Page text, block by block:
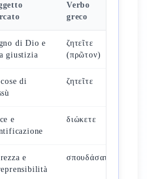
Verbo
greco
di Dio e
giustizia
ζητεῖτε
(πρῶτον)
di
ζητεῖτε
e
διώκετε
e
σπουδάσατε